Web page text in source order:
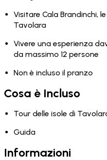
Visitare Cala Brandinchi,
Tavolara
Vivere una esperienza
da massimo 12 persone
Non è incluso il pranzo
Cosa è Incluso
Tour delle isole di
Guida
Informazioni